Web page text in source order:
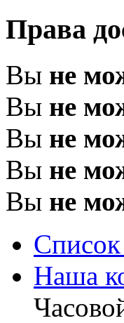
Права
Вы не
Вы не
Вы не
Вы не
Вы не
Наша